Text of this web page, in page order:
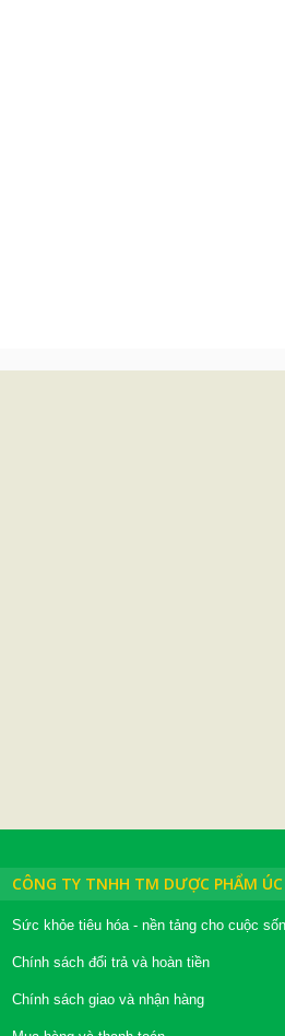
CÔNG TY TNHH TM DƯỢC PHẨM ÚC
Sức khỏe tiêu hóa - nền tảng cho cuộc
Chính sách đổi trả và hoàn tiền
Chính sách giao và nhận hàng